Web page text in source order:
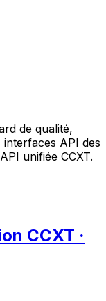
de qualité,
API des
unifiée CCXT.
CCXT ·